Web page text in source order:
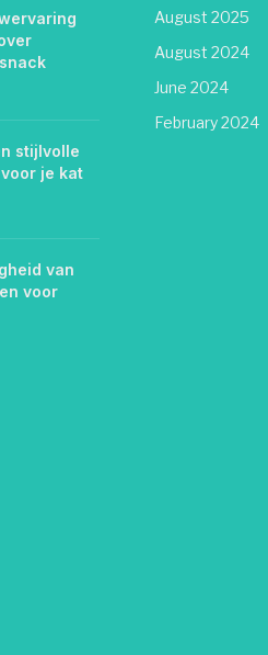
stijlvolle
je kat
van
voor
August 2025
August 2024
June 2024
February 2024